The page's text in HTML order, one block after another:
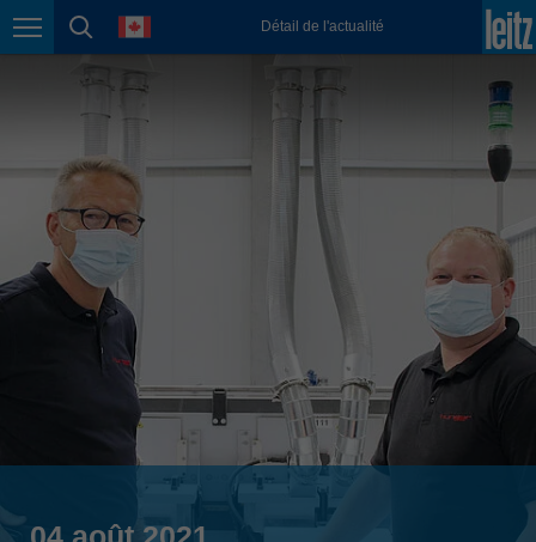
Page navigation
page search
language Détail de l'actualité
México
Nederland
România
Română
Schweiz